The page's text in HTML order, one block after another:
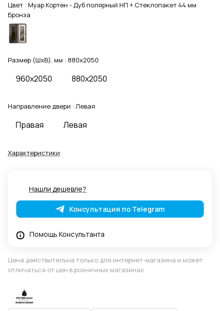
Цвет : Муар Кортен - Дуб полярный НП + Стеклопакет 44 мм
Бронза
Размер (ШхВ), мм : 880x2050
960x2050 880x2050
Направление двери : Левая
Правая Левая
Характеристики
Нашли дешевле?
Консультация по Telegram
Помощь Консультанта
Цена действительна только для интернет-магазина и может
отличаться от цен в розничных магазинах